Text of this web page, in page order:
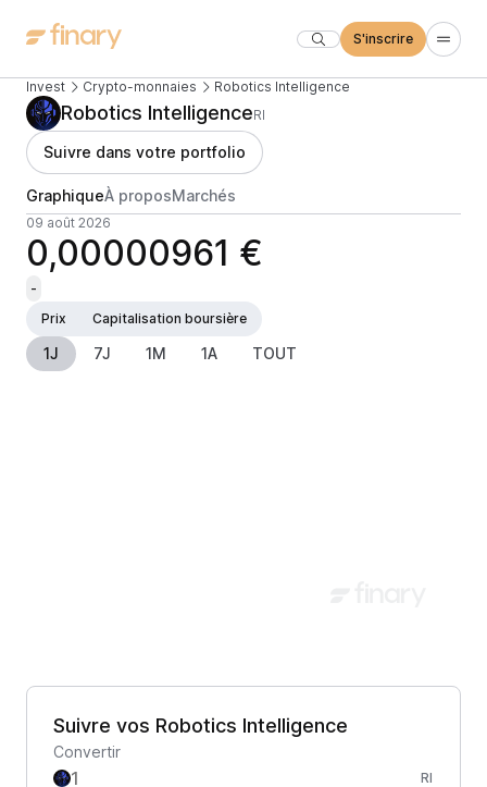
S'inscrire
Invest Crypto-monnaies Robotics Intelligence
Robotics IntelligenceRI
Suivre dans votre portfolio
GraphiqueÀ proposMarchés
09 août 2026
0,00000961 €
-
Prix
Capitalisation boursière
1J 7J 1M 1A TOUT
Suivre vos Robotics Intelligence
Convertir
RI